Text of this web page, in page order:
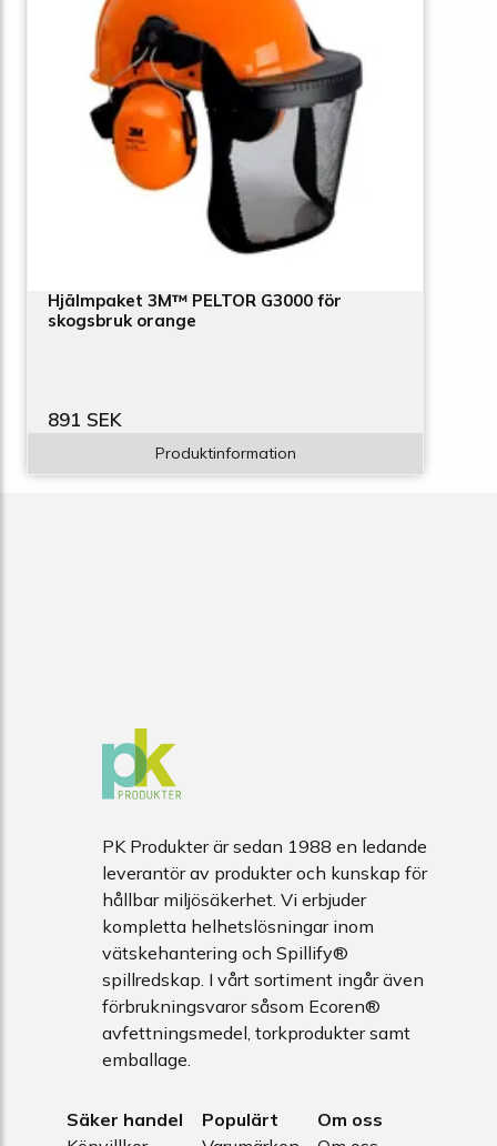
Hjälmpaket 3M™ PELTOR G3000 för
skogsbruk orange
891 SEK
Produktinformation
PK Produkter är sedan 1988 en ledande
leverantör av produkter och kunskap för
hållbar miljösäkerhet. Vi erbjuder
kompletta helhetslösningar inom
vätskehantering och Spillify®
spillredskap. I vårt sortiment ingår även
förbrukningsvaror såsom Ecoren®
avfettningsmedel, torkprodukter samt
emballage.
Säker handel
Populärt
Om oss